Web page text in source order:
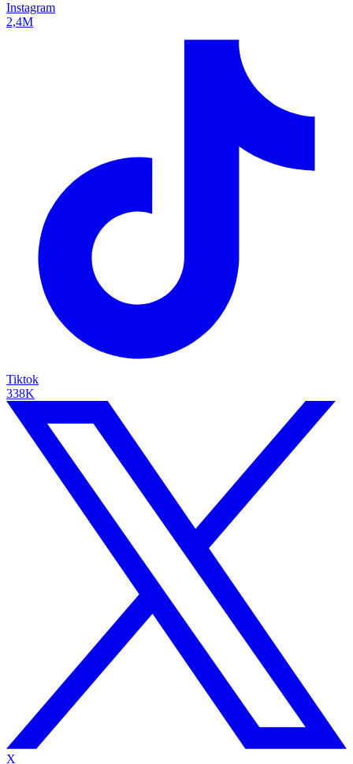
Instagram
2,4M
Tiktok
338K
X